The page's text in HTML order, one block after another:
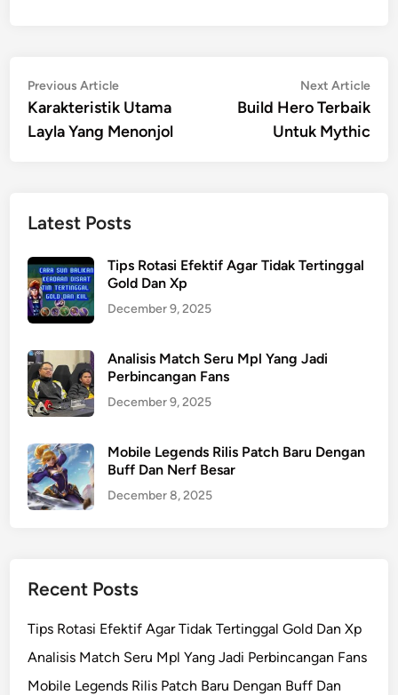
Post
navigation
Previous ArticlePrevious
article:
Karakteristik Utama
Layla Yang Menonjol
Next Article
Build Hero Terbaik
Untuk Mythic
Latest Posts
Tips Rotasi Efektif Agar Tidak Tertinggal
Gold Dan Xp
December 9, 2025
Analisis Match Seru Mpl Yang Jadi
Perbincangan Fans
December 9, 2025
Mobile Legends Rilis Patch Baru Dengan
Buff Dan Nerf Besar
December 8, 2025
Recent Posts
Tips Rotasi Efektif Agar Tidak Tertinggal Gold Dan Xp
Analisis Match Seru Mpl Yang Jadi Perbincangan Fans
Mobile Legends Rilis Patch Baru Dengan Buff Dan